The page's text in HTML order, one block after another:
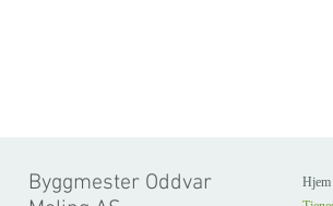
Byggmester Oddvar
Hjem